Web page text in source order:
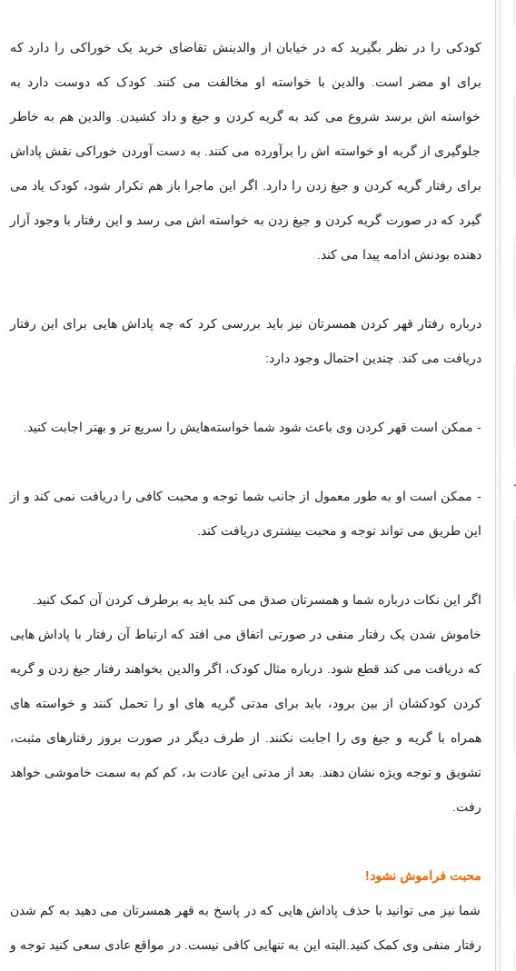
کودکی را در نظر بگیرید که در خیابان از والدینش تقاضای خرید یک خوراکی را دارد که
برای او مضر است. والدین با خواسته او مخالفت می کنند. کودک که دوست دارد به
خواسته اش برسد شروع می کند به گریه کردن و جیغ و داد کشیدن. والدین هم به خاطر
جلوگیری از گریه او خواسته اش را برآورده می کنند. به دست آوردن خوراکی نقش پاداش
برای رفتار گریه کردن و جیغ زدن را دارد. اگر این ماجرا باز هم تکرار شود، کودک یاد می
گیرد که در صورت گریه کردن و جیغ زدن به خواسته اش می رسد و این رفتار با وجود آزار
دهنده بودنش ادامه پیدا می کند.
درباره رفتار قهر کردن همسرتان نیز باید بررسی کرد که چه پاداش هایی برای این رفتار
دریافت می کند. چندین احتمال وجود دارد:
- ممکن است قهر کردن وی باعث شود شما خواسته‌هایش را سریع تر و بهتر اجابت کنید.
- ممکن است او به طور معمول از جانب شما توجه و محبت کافی را دریافت نمی کند و از
این طریق می تواند توجه و محبت بیشتری دریافت کند.
اگر این نکات درباره شما و همسرتان صدق می کند باید به برطرف کردن آن کمک کنید.
خاموش شدن یک رفتار منفی در صورتی اتفاق می افتد که ارتباط آن رفتار با پاداش هایی
که دریافت می کند قطع شود. درباره مثال کودک، اگر والدین بخواهند رفتار جیغ زدن و گریه
کردن کودکشان از بین برود، باید برای مدتی گریه های او را تحمل کنند و خواسته های
همراه با گریه و جیغ وی را اجابت نکنند. از طرف دیگر در صورت بروز رفتارهای مثبت،
تشویق و توجه ویژه نشان دهند. بعد از مدتی این عادت بد، کم کم به سمت خاموشی خواهد
رفت.
محبت فراموش نشود!
شما نیز می توانید با حذف پاداش هایی که در پاسخ به قهر همسرتان می دهید به کم شدن
رفتار منفی وی کمک کنید.البته این به تنهایی کافی نیست. در مواقع عادی سعی کنید توجه و